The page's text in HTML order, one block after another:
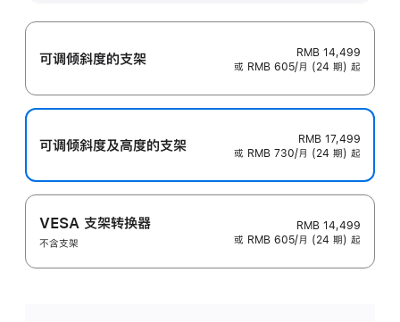
可调倾斜度的支架
RMB 14,499
或 RMB 605/月 (24 期) 起
可调倾斜度及高‍度的支‍架
RMB 17,499
或 RMB 730/月 (24 期) 起
VESA 支架转换器
不含支架
RMB 14,499
或 RMB 605/月 (24 期) 起